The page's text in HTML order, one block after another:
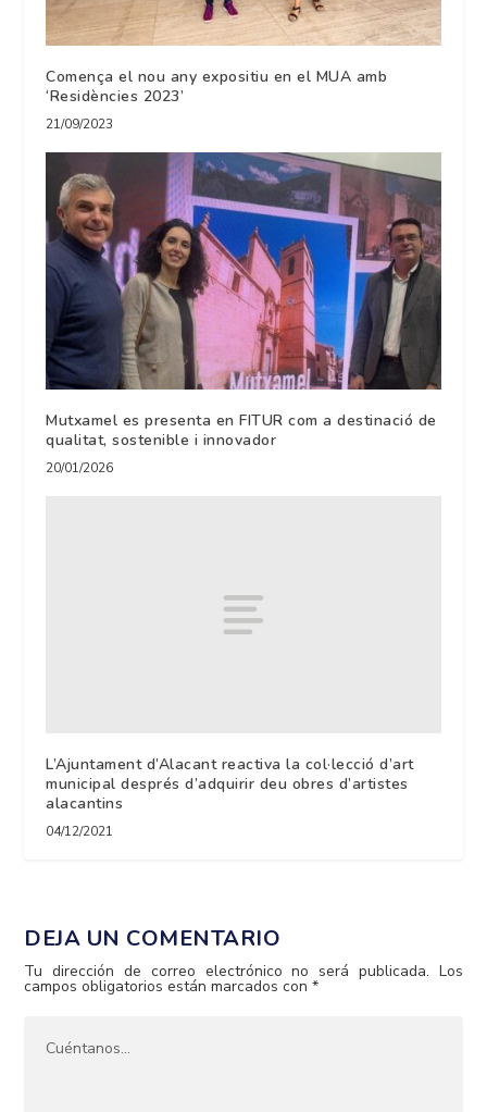
Comença el nou any expositiu en el MUA amb
‘Residències 2023’
21/09/2023
Mutxamel es presenta en FITUR com a destinació de
qualitat, sostenible i innovador
20/01/2026
L’Ajuntament d’Alacant reactiva la col·lecció d’art
municipal després d’adquirir deu obres d’artistes
alacantins
04/12/2021
DEJA UN COMENTARIO
Tu dirección de correo electrónico no será publicada. Los
campos obligatorios están marcados con*